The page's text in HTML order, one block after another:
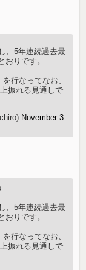
、5年連続過去最
りです。
行なってなお、
振れる見通しで
November 3
、5年連続過去最
りです。
行なってなお、
振れる見通しで